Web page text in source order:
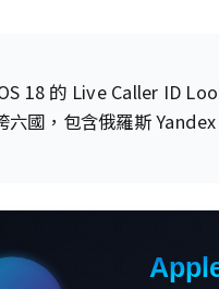
18 的 Live Caller ID
六國，包含俄羅斯